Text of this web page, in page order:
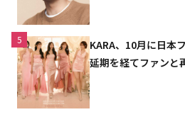
5
KARA、10月に日本
延期を経てファンと